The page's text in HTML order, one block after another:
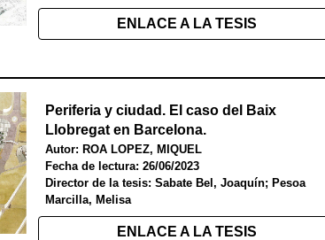
ENLACE A LA TESIS
Periferia y ciudad. El caso del Baix
Llobregat en Barcelona.
Autor: ROA LOPEZ, MIQUEL
Fecha de lectura: 26/06/2023
Director de la tesis: Sabate Bel, Joaquín; Pesoa
Marcilla, Melisa
ENLACE A LA TESIS